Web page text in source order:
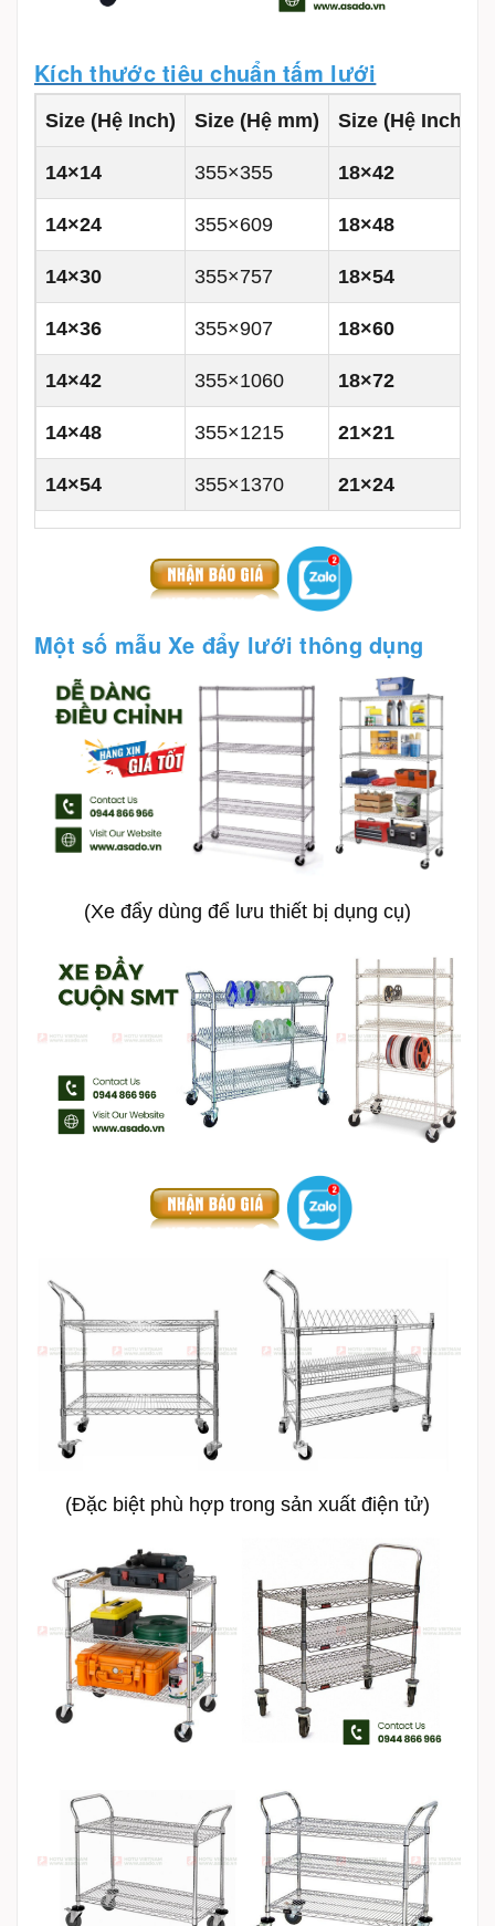
Kích thước tiêu chuẩn tấm lưới
Size (Hệ Inch) Size (Hệ mm) Size (Hệ Inch)
14×14 355×355 18×42
14×24 355×609 18×48
14×30 355×757 18×54
14×36 355×907 18×60
14×42 355×1060 18×72
14×48 355×1215 21×21
14×54 355×1370 21×24
Một số mẫu Xe đẩy lưới thông dụng
(Xe đẩy dùng để lưu thiết bị dụng cụ)
(Đặc biệt phù hợp trong sản xuất điện tử)